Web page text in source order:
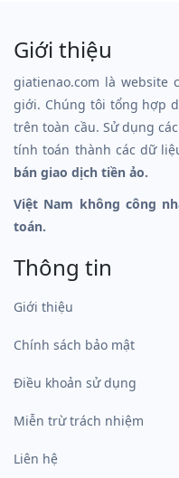
Giới thiệu
giatienao.com là
giới. Chúng tôi tổng hợp
trên toàn cầu. Sử dụng
tính toán thành các dữ
bán giao dịch tiền ảo.
Việt Nam không công
toán.
Thông tin
Giới thiệu
Chính sách bảo mật
Điều khoản sử dụng
Miễn trừ trách nhiệm
Liên hệ